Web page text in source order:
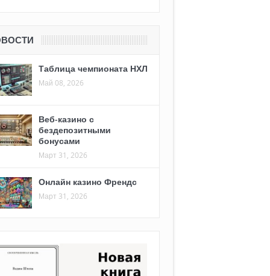
Таблица чемпионата НХЛ
Май 08, 2026
Веб-казино с
бездепозитными
бонусами
Март 31, 2026
Онлайн казино Френдс
Март 31, 2026